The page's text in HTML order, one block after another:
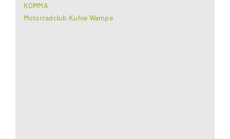
KOMMA
Motorradclub Kuhle Wampe